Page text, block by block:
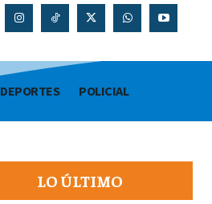
DEPORTES POLICIAL
LO ÚLTIMO